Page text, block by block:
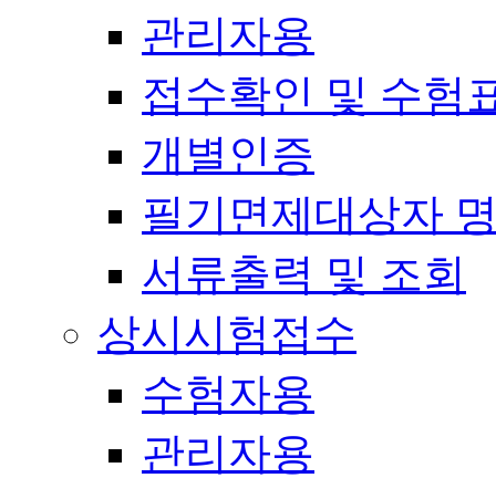
관리자용
접수확인 및 수험
개별인증
필기면제대상자
서류출력 및 조회
상시시험접수
수험자용
관리자용